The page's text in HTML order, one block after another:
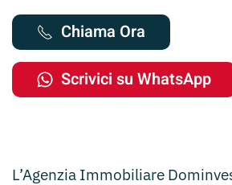
Chiama Ora
Scrivici su WhatsApp
L’Agenzia Immobiliare